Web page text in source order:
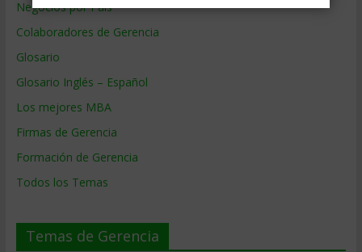
Negocios por País
Colaboradores de Gerencia
Glosario
Glosario Inglés – Español
Los mejores MBA
Firmas de Gerencia
Formación de Gerencia
Todos los Temas
Temas de Gerencia